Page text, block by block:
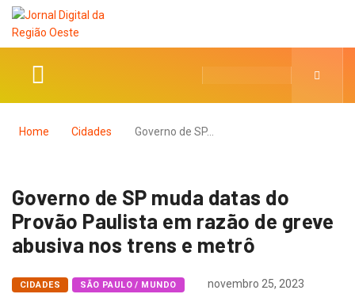
Home Cidades Governo de SP…
Governo de SP muda datas do
Provão Paulista em razão de greve
abusiva nos trens e metrô
CIDADES SÃO PAULO / MUNDO
novembro 25, 2023